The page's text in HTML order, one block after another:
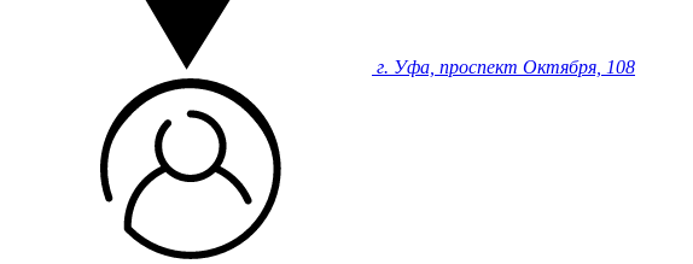
г. Уфа, проспект Октября, 108